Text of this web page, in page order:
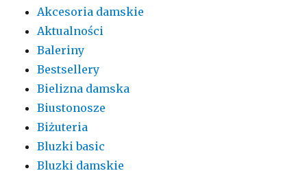
Akcesoria damskie
Aktualności
Baleriny
Bestsellery
Bielizna damska
Biustonosze
Biżuteria
Bluzki basic
Bluzki damskie